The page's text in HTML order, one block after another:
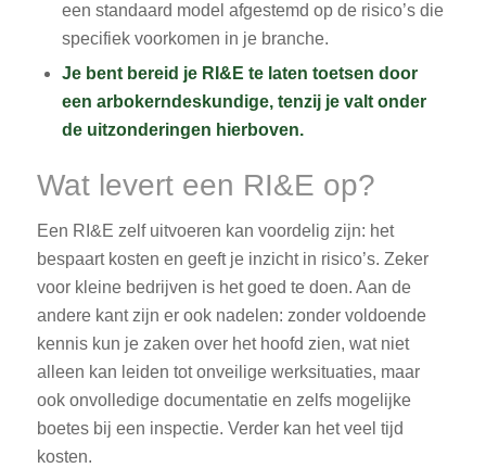
een standaard model afgestemd op de risico’s die
specifiek voorkomen in je branche.
Je bent bereid je RI&E te laten toetsen door
een arbokerndeskundige, tenzij je valt onder
de uitzonderingen hierboven.
Wat levert een RI&E op?
Een RI&E zelf uitvoeren kan voordelig zijn: het
bespaart kosten en geeft je inzicht in risico’s. Zeker
voor kleine bedrijven is het goed te doen. Aan de
andere kant zijn er ook nadelen: zonder voldoende
kennis kun je zaken over het hoofd zien, wat niet
alleen kan leiden tot onveilige werksituaties, maar
ook onvolledige documentatie en zelfs mogelijke
boetes bij een inspectie. Verder kan het veel tijd
kosten.